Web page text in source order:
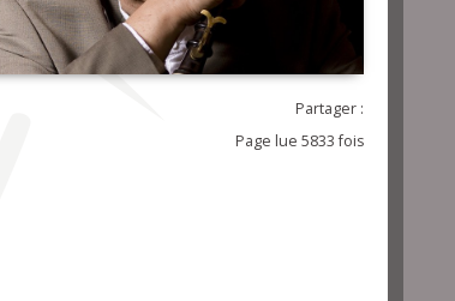
Partager :
Page lue 5833 fois